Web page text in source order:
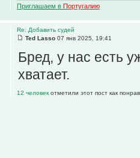
Приглашаем в Португалию
Re: Добавить судей
Ted Lasso 07 янв 2025, 19:41
Бред, у нас есть
хватает.
12 человек отметили этот пост как